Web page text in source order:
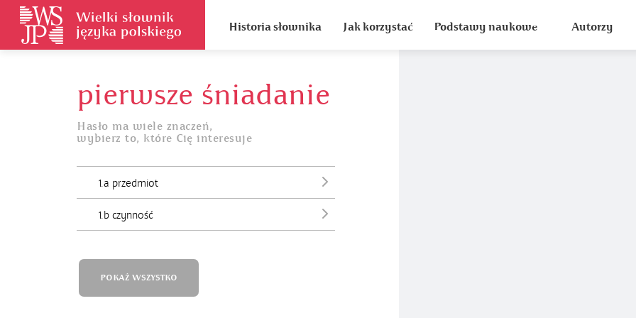
Historia słownika Jak korzystać Podstawy naukowe Autorzy
pierwsze śniadanie
Hasło ma wiele znaczeń,
wybierz to, które Cię interesuje
1.a przedmiot
1.b czynność
POKAŻ WSZYSTKO